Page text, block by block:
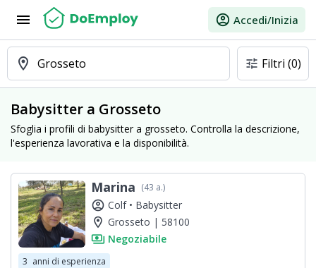
menu account_circle Accedi/Inizia
location_on Grosseto tune Filtri (0)
Babysitter a Grosseto
Sfoglia i profili di babysitter a grosseto. Controlla la descrizione,
l'esperienza lavorativa e la disponibilità.
Marina (43 a.)
account_circle Colf • Babysitter
location_on Grosseto | 58100
payments Negoziabile
3 anni di esperienza